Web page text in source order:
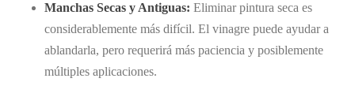
Manchas Secas y Antiguas: Eliminar pintura seca es
considerablemente más difícil. El vinagre puede ayudar a
ablandarla, pero requerirá más paciencia y posiblemente
múltiples aplicaciones.